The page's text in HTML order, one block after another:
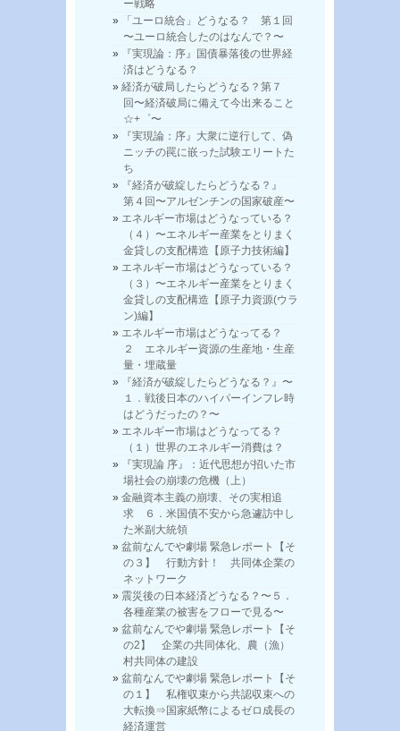
ー戦略
「ユーロ統合」どうなる？ 第１回
〜ユーロ統合したのはなんで？〜
『実現論：序』国債暴落後の世界経
済はどうなる？
経済が破局したらどうなる？第７
回〜経済破局に備えて今出来ること
☆+゜〜
『実現論：序』大衆に逆行して、偽
ニッチの罠に嵌った試験エリートた
ち
『経済が破綻したらどうなる？』
第４回〜アルゼンチンの国家破産〜
エネルギー市場はどうなっている？
（４）〜エネルギー産業をとりまく
金貸しの支配構造【原子力技術編】
エネルギー市場はどうなっている？
（３）〜エネルギー産業をとりまく
金貸しの支配構造【原子力資源(ウラ
ン)編】
エネルギー市場はどうなってる？
２ エネルギー資源の生産地・生産
量・埋蔵量
『経済が破綻したらどうなる？』〜
１．戦後日本のハイパーインフレ時
はどうだったの？〜
エネルギー市場はどうなってる？
（１）世界のエネルギー消費は？
『実現論 序』：近代思想が招いた市
場社会の崩壊の危機（上）
金融資本主義の崩壊、その実相追
求 ６．米国債不安から急遽訪中し
た米副大統領
盆前なんでや劇場 緊急レポート【そ
の３】 行動方針！ 共同体企業の
ネットワーク
震災後の日本経済どうなる？〜５．
各種産業の被害をフローで見る〜
盆前なんでや劇場 緊急レポート【そ
の2】 企業の共同体化、農（漁）
村共同体の建設
盆前なんでや劇場 緊急レポート【そ
の１】 私権収束から共認収束への
大転換⇒国家紙幣によるゼロ成長の
経済運営